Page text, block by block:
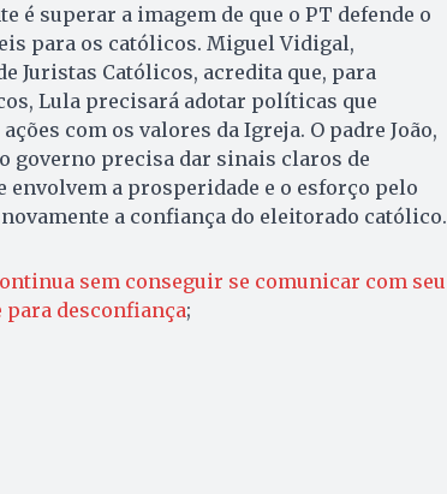
é superar a imagem de que o PT defende o
para os católicos. Miguel Vidigal,
Juristas Católicos, acredita que, para
Lula precisará adotar políticas que
com os valores da Igreja. O padre João,
governo precisa dar sinais claros de
envolvem a prosperidade e o esforço pelo
a confiança do eleitorado católico.
sem conseguir se comunicar com seu
desconfiança;